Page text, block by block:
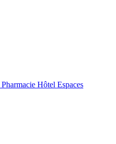
Pharmacie Hôtel Espaces